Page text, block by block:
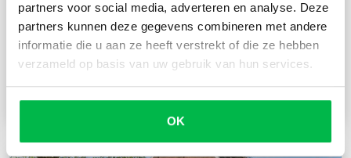
partners voor social media, adverteren en analyse. Deze
partners kunnen deze gegevens combineren met andere
informatie die u aan ze heeft verstrekt of die ze hebben
verzameld op basis van uw gebruik van hun services.
OK
Nederland telt een recordaantal campers en
caravans: op 1 december stonden er 634.660
geregistreerd, ruim 11.000 meer dan een jaar...
Lees meer